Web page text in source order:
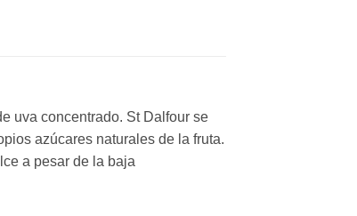
uva concentrado. St Dalfour se
azúcares naturales de la fruta.
a pesar de la baja